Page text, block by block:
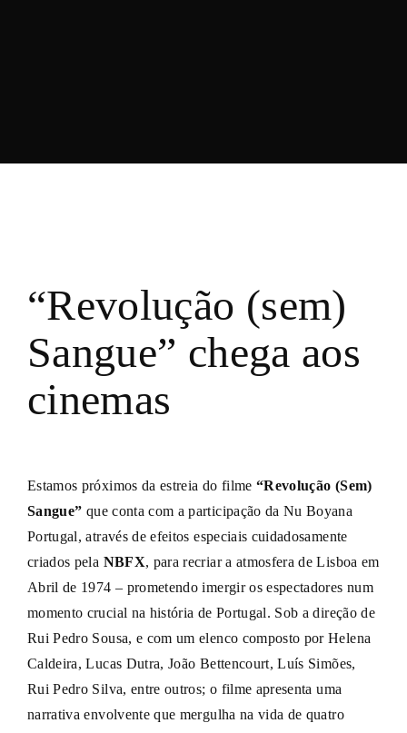
“Revolução (sem)
Sangue” chega aos
cinemas
Estamos próximos da estreia do filme “Revolução (Sem)
Sangue” que conta com a participação da Nu Boyana
Portugal, através de efeitos especiais cuidadosamente
criados pela NBFX, para recriar a atmosfera de Lisboa em
Abril de 1974 – prometendo imergir os espectadores num
momento crucial na história de Portugal. Sob a direção de
Rui Pedro Sousa, e com um elenco composto por Helena
Caldeira, Lucas Dutra, João Bettencourt, Luís Simões,
Rui Pedro Silva, entre outros; o filme apresenta uma
narrativa envolvente que mergulha na vida de quatro